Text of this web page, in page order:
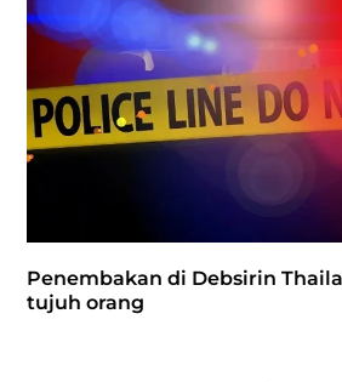
Penembakan di Debsirin
tujuh orang